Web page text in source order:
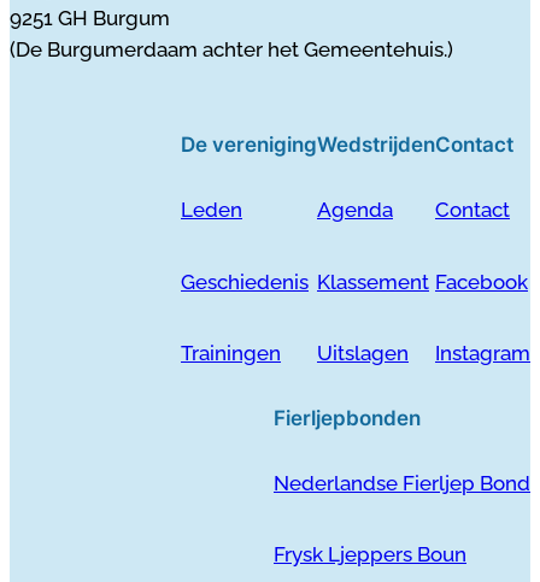
9251 GH Burgum
(De Burgumerdaam achter het Gemeentehuis.)
De vereniging
Leden
Geschiedenis
Trainingen
Wedstrijden
Agenda
Klassement
Uitslagen
Contact
Contact
Facebook
Instagram
Fierljepbonden
Nederlandse Fierljep Bond
Frysk Ljeppers Boun